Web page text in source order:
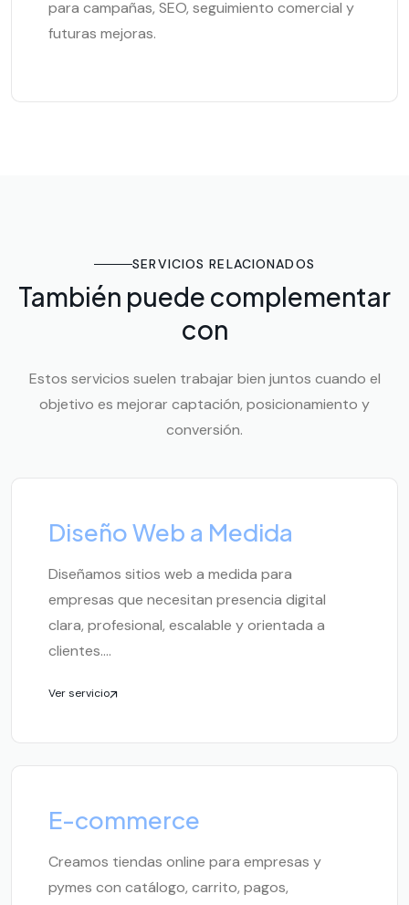
para campañas, SEO, seguimiento comercial y
futuras mejoras.
SERVICIOS RELACIONADOS
También puede complementar
con
Estos servicios suelen trabajar bien juntos cuando el
objetivo es mejorar captación, posicionamiento y
conversión.
Diseño Web a Medida
Diseñamos sitios web a medida para
empresas que necesitan presencia digital
clara, profesional, escalable y orientada a
clientes....
Ver servicio
E-commerce
Creamos tiendas online para empresas y
pymes con catálogo, carrito, pagos,